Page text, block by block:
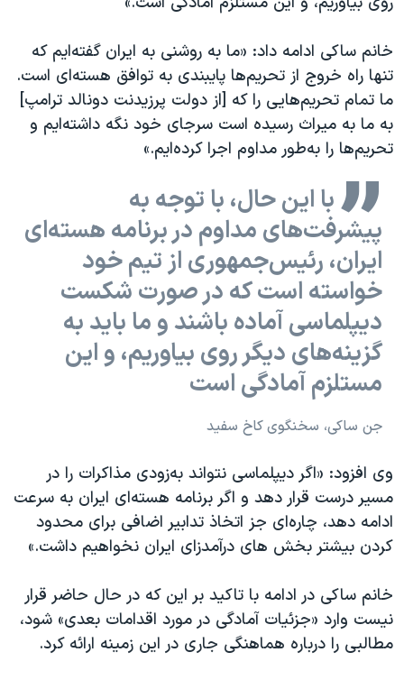
خانم ساکی ادامه داد: «ما به روشنی به ایران گفته‌ایم که
تنها راه خروج از تحریم‌ها پایبندی به توافق هسته‌ای است.
ما تمام تحریم‌هایی را که [از دولت پرزیدنت دونالد ترامپ]
به ما به میراث رسیده است سرجای خود نگه داشته‌ایم و
تحریم‌ها را به‌طور مداوم اجرا کرده‌ایم.»
با این حال، با توجه به
پیشرفت‌های مداوم در برنامه هسته‌ای
ایران، رئیس‌جمهوری از تیم خود
خواسته است که در صورت شکست
دیپلماسی آماده باشند و ما باید به
گزینه‌های دیگر روی بیاوریم، و این
مستلزم آمادگی است
جن ساکی، سخنگوی کاخ سفید
وی افزود:‌ «اگر دیپلماسی نتواند به‌زودی مذاکرات را در
مسیر درست قرار دهد و اگر برنامه هسته‌ای ایران به سرعت
ادامه دهد، چاره‌ای جز اتخاذ تدابیر اضافی برای محدود
کردن بیشتر بخش های درآمدزای ایران نخواهیم داشت.»
خانم ساکی در ادامه با تاکید بر این که در حال حاضر قرار
نیست وارد «جزئیات آمادگی در مورد اقدامات بعدی» شود،
مطالبی را درباره هماهنگی جاری در این زمینه ارائه کرد.